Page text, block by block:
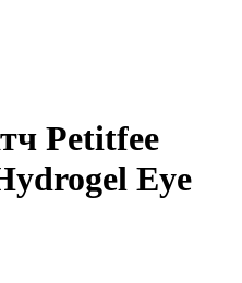
Petitfee
Eye